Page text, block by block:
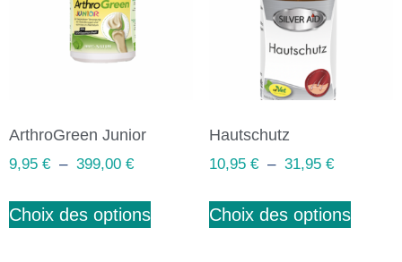
ArthroGreen Junior
9,95 € – 399,00 €
Choix des options
Hautschutz
10,95 € – 31,95 €
Choix des options